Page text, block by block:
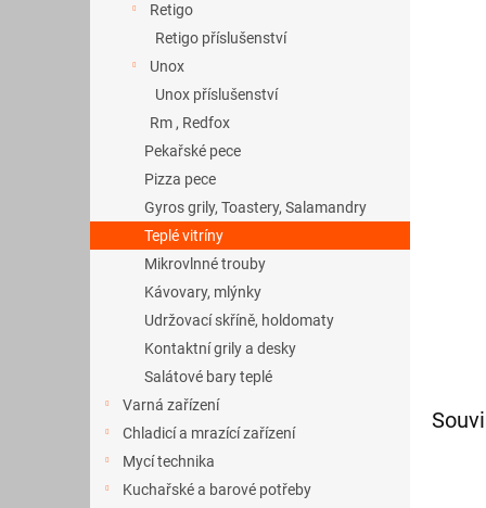
Retigo
Retigo příslušenství
Unox
Unox příslušenství
Rm , Redfox
Pekařské pece
Pizza pece
Gyros grily, Toastery, Salamandry
Teplé vitríny
Mikrovlnné trouby
Kávovary, mlýnky
Udržovací skříně, holdomaty
Kontaktní grily a desky
Salátové bary teplé
Varná zařízení
Chladicí a mrazící zařízení
Mycí technika
Kuchařské a barové potřeby